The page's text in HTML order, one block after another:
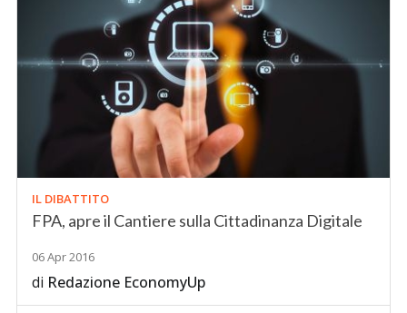
IL DIBATTITO
FPA, apre il Cantiere sulla Cittadinanza Digitale
06 Apr 2016
di Redazione EconomyUp